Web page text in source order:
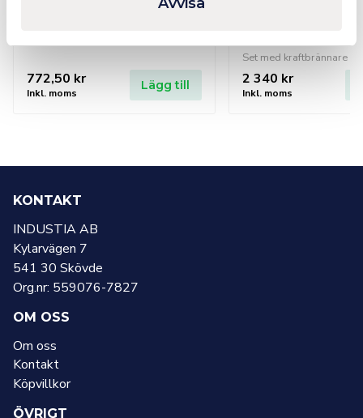
772,50 kr
Inkl. moms
Lägg till 2 340 kr
Inkl. moms
KONTAKT
INDUSTIA AB
Kylarvägen 7
541 30 Skövde
Org.nr: 559076-7827
OM OSS
Om oss
Kontakt
Köpvillkor
ÖVRIGT